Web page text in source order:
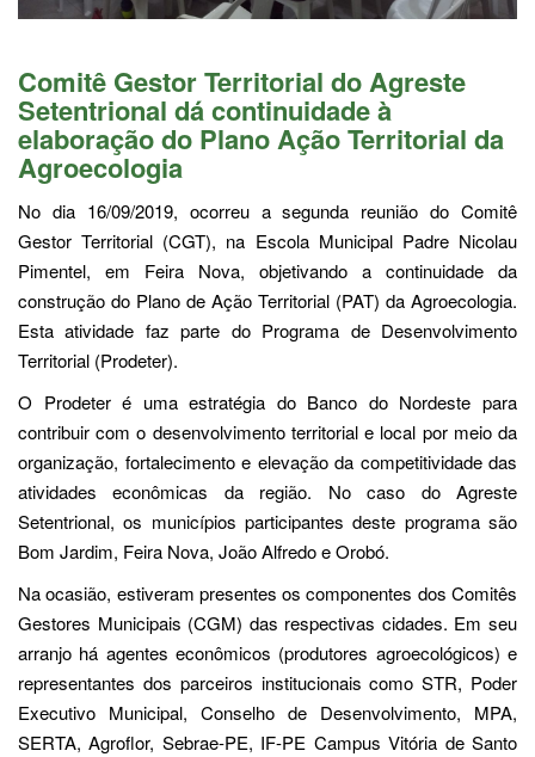
Comitê Gestor Territorial do Agreste
Setentrional dá continuidade à
elaboração do Plano Ação Territorial da
Agroecologia
No dia 16/09/2019, ocorreu a segunda reunião do Comitê
Gestor Territorial (CGT), na Escola Municipal Padre Nicolau
Pimentel, em Feira Nova, objetivando a continuidade da
construção do Plano de Ação Territorial (PAT) da Agroecologia.
Esta atividade faz parte do Programa de Desenvolvimento
Territorial (Prodeter).
O Prodeter é uma estratégia do Banco do Nordeste para
contribuir com o desenvolvimento territorial e local por meio da
organização, fortalecimento e elevação da competitividade das
atividades econômicas da região. No caso do Agreste
Setentrional, os municípios participantes deste programa são
Bom Jardim, Feira Nova, João Alfredo e Orobó.
Na ocasião, estiveram presentes os componentes dos Comitês
Gestores Municipais (CGM) das respectivas cidades. Em seu
arranjo há agentes econômicos (produtores agroecológicos) e
representantes dos parceiros institucionais como STR, Poder
Executivo Municipal, Conselho de Desenvolvimento, MPA,
SERTA, Agroflor, Sebrae-PE, IF-PE Campus Vitória de Santo